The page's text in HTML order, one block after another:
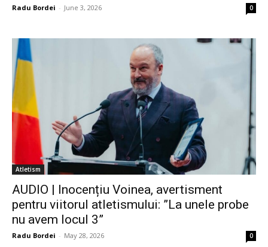
Radu Bordei - June 3, 2026 0
Atletism
AUDIO | Inocențiu Voinea, avertisment
pentru viitorul atletismului: ”La unele probe
nu avem locul 3”
Radu Bordei - May 28, 2026 0